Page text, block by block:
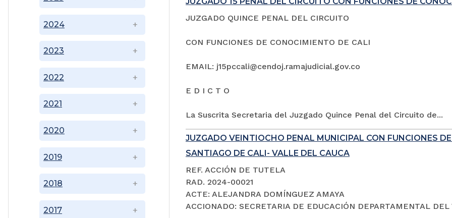
2017
2018
2019
2020
2021
2022
2023
2024
JUZGADO QUINCE PENAL DEL CIRCUITO
CON FUNCIONES DE CONOCIMIENTO DE CALI
EMAIL: j15pccali@cendoj.ramajudicial.gov.co
E D I C T O
La Suscrita Secretaria del Juzgado Quince Penal del Circuito de...
JUZGADO VEINTIOCHO PENAL MUNICIPAL CON FUNCIONES
SANTIAGO DE CALI- VALLE DEL CAUCA
REF. ACCIÓN DE TUTELA
RAD. 2024-00021
ACTE: ALEJANDRA DOMÍNGUEZ AMAYA
ACCIONADO: SECRETARIA DE EDUCACIÓN DEPARTAMENTAL